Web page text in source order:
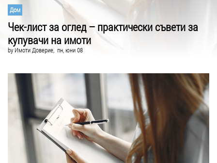
Дом
Чек-лист за оглед – практически съвети за
купувачи на имоти
by Имоти Доверие, пн, юни 08
GO TO